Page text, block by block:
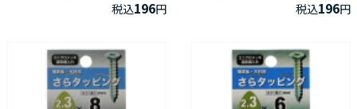
税込196円
税込196円